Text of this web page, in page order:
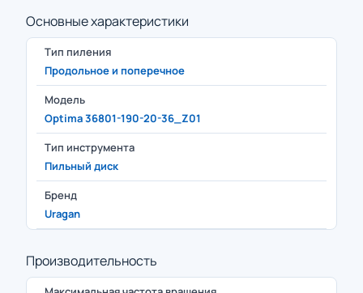
Основные характеристики
Тип пиления
Продольное и поперечное
Модель
Optima 36801-190-20-36_Z01
Тип инструмента
Пильный диск
Бренд
Uragan
Производительность